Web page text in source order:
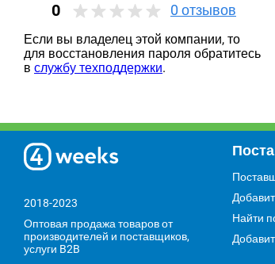
0 0 отзывов
Если вы владелец этой компании, то
для восстановления пароля обратитесь
в службу техподдержки.
2018-2023
Оптовая продажа товаров от
производителей и поставщиков,
услуги B2B
Найти